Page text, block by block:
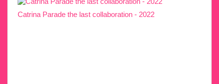
Catrina Parade the last collaboration - 2022